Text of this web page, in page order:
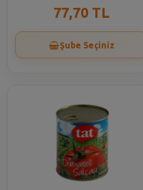
77,70 TL
Şube Seçiniz